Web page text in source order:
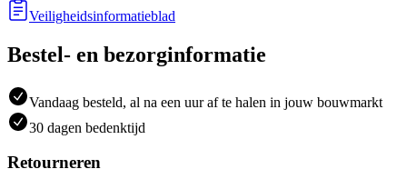
Veiligheidsinformatieblad
Bestel- en bezorginformatie
Vandaag besteld, al na een uur af te halen in jouw bouwmarkt
30 dagen bedenktijd
Retourneren